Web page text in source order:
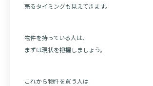
売るタイミングも見えてきます。
物件を持っている人は、
まずは現状を把握しましょう。
これから物件を買う人は